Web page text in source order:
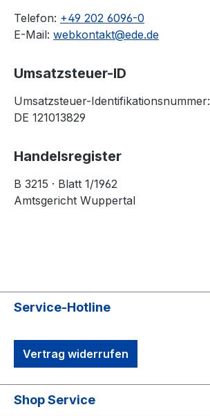
Telefon: +49 202 6096-0
E-Mail: webkontakt@ede.de
Umsatzsteuer-ID
Umsatzsteuer-Identifikationsnummer:
DE 121013829
Handelsregister
B 3215 · Blatt 1/1962
Amtsgericht Wuppertal
Service-Hotline
Vertrag widerrufen
Shop Service